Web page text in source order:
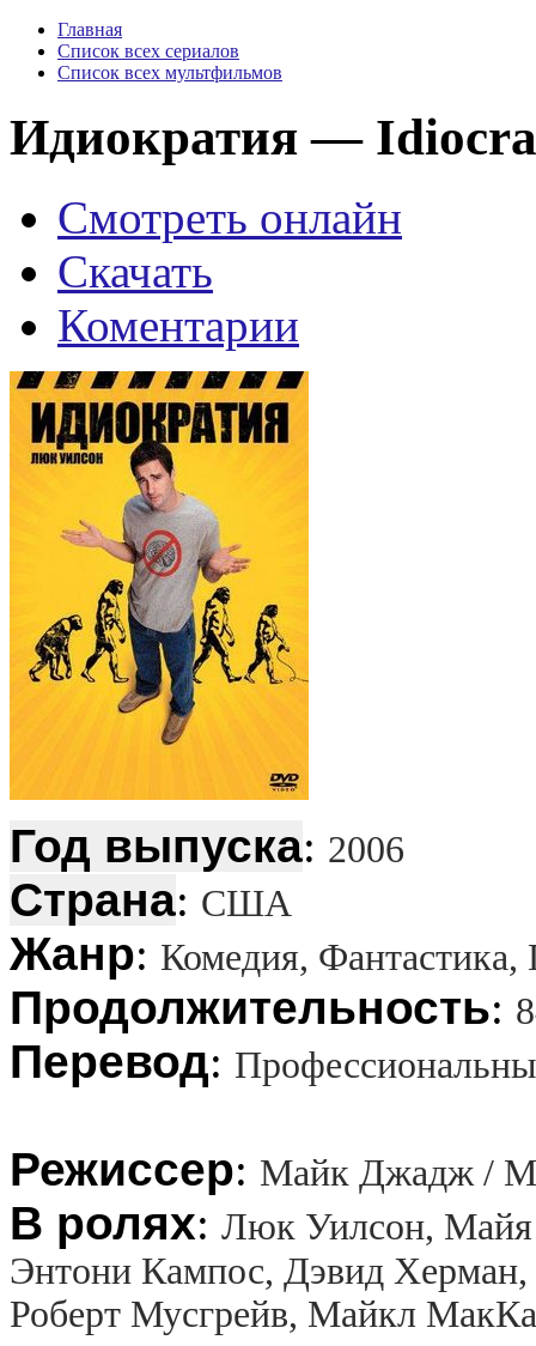
Главная
Список всех сериалов
Список всех мультфильмов
Идиократия —
Смотреть онлайн
Скачать
Коментарии
Год выпуска: 2006
Страна: США
Жанр: Комедия,
Продолжительность:
Перевод:
Режиссер: Майк Джадж /
В ролях: Люк Уилсон,
Энтони Кампос, Дэвид
Роберт Мусгрейв, Майкл